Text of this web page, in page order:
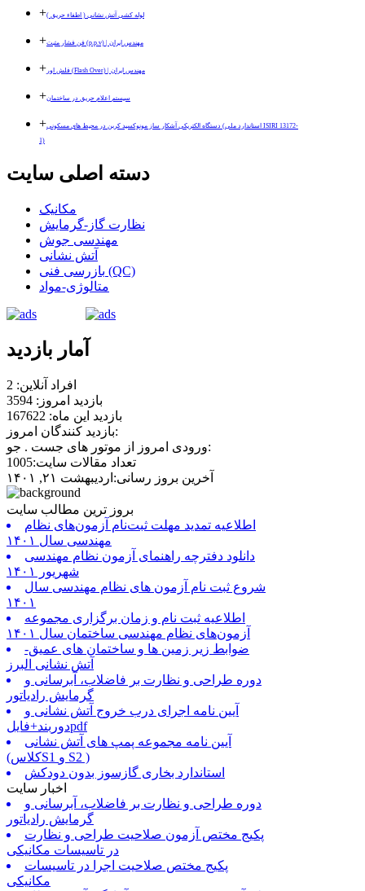
+لوله کشی آتش نشانی ( اطفاء حریق )
+ فن فشار مثبت (p.p.v) | مهندس ایران
+ فلش اور (Flash Over) | مهندس ایران
+سیستم اعلام حریق در ساختمان
+دستگاه الکتریکی آشکار ساز مونوکسید کربن در محیط های مسکونی (استاندارد ملی ISIRI 13172-
1)
دسته اصلی سایت
مکانیک
نظارت گاز-گرمایش
مهندسی جوش
آتش نشانی
بازرسی فنی (QC)
متالوژی-مواد
آمار بازدید
افراد آنلاین: 2
بازدید امروز: 3594
بازدید این ماه: 167622
بازدید کنندگان امروز:
ورودی امروز از موتور های جست . جو:
تعداد مقالات سایت:1005
آخرین بروز رسانی:اردیبهشت ۲۱, ۱۴۰۱
بروز ترین مطالب سایت
اطلاعیه تمدید مهلت ثبت‌نام آزمون‌های نظام
مهندسی سال ۱۴۰۱
دانلود دفترچه راهنمای آزمون نظام مهندسی
شهریور ۱۴۰۱
شروع ثبت نام آزمون های نظام مهندسی سال
۱۴۰۱
اطلاعیه ثبت نام و زمان برگزاری مجموعه
آزمون‌های نظام مهندسی ساختمان سال ۱۴۰۱
ضوابط زیر زمین ها و ساختمان های عمیق-
آتش نشانی البرز
دوره طراحی و نظارت بر فاضلاب، آبرسانی و
گرمایش رادیاتور
آیین نامه اجرای درب خروج آتش نشانی و
دوربند+فایلpdf
آیین نامه مجموعه پمپ های آتش نشانی
(کلاسS1 و S2 )
استاندارد بخاری گازسوز بدون دودکش
اخبار سایت
دوره طراحی و نظارت بر فاضلاب، آبرسانی و
گرمایش رادیاتور
پکیج مختص آزمون صلاحیت طراحی و نظارت
در تاسیسات مکانیکی
پکیج مختص صلاحیت اجرا در تاسیسات
مکانیکی